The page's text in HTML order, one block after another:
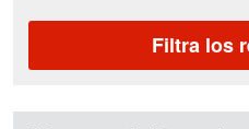
Filtra los